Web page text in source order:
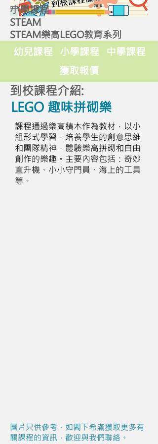
小學課程
STEAM
STEAM樂高LEGO教育系列
幼兒課程 小學課程
中學課程
獲取報價
到校課程介紹:
LEGO 趣味拼砌樂
課程通過樂高積木作為教材，以小
組形式學習，培養學生的創意思維
和團隊精神，體驗樂高拼砌和自由
創作的樂趣。主要內容包括：奇妙
直升機、小小守門員、海上的工具
等。
圖片只供參考，如閣下希滿獲取更多有
關課程的資訊，歡迎與我們聯絡。